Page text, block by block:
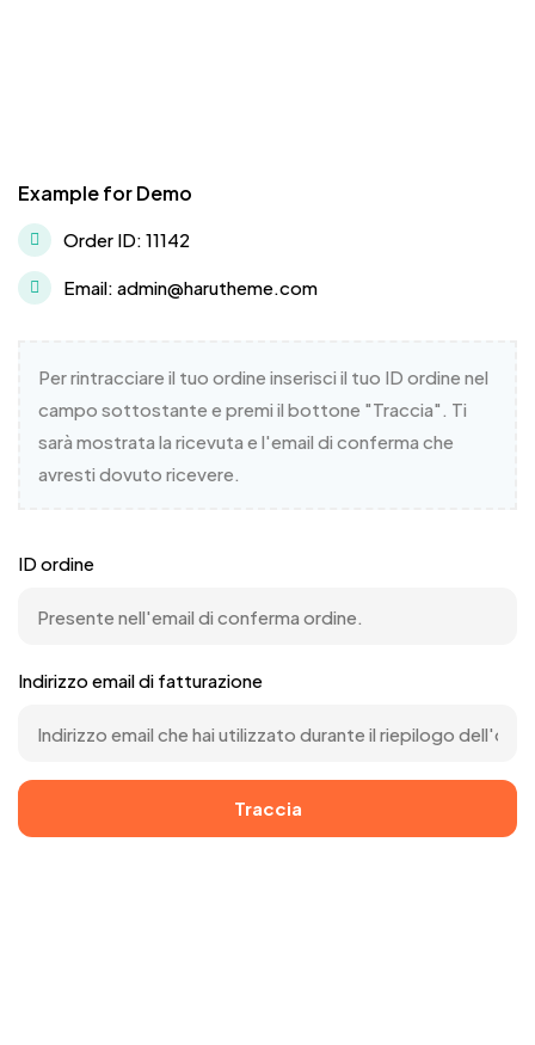
Example for Demo
Order ID: 11142
Email: admin@harutheme.com
Per rintracciare il tuo ordine inserisci il tuo ID ordine nel
campo sottostante e premi il bottone "Traccia". Ti
sarà mostrata la ricevuta e l'email di conferma che
avresti dovuto ricevere.
ID ordine
Indirizzo email di fatturazione
Traccia